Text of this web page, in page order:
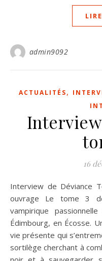
admin9092
ACTUALITÉS,
16
Interview de Déviance Tome 3 Présentez-nous votre
ouvrage Le tome 3
vampirique
Édimbourg, en Écosse.
vie présente qui
sortilège cherchant à